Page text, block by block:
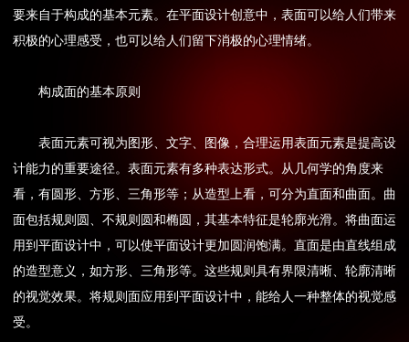
要来自于构成的基本元素。在平面设计创意中，表面可以给人们带来
积极的心理感受，也可以给人们留下消极的心理情绪。
构成面的基本原则
表面元素可视为图形、文字、图像，合理运用表面元素是提高设
计能力的重要途径。表面元素有多种表达形式。从几何学的角度来
看，有圆形、方形、三角形等；从造型上看，可分为直面和曲面。曲
面包括规则圆、不规则圆和椭圆，其基本特征是轮廓光滑。将曲面运
用到平面设计中，可以使平面设计更加圆润饱满。直面是由直线组成
的造型意义，如方形、三角形等。这些规则具有界限清晰、轮廓清晰
的视觉效果。将规则面应用到平面设计中，能给人一种整体的视觉感
受。